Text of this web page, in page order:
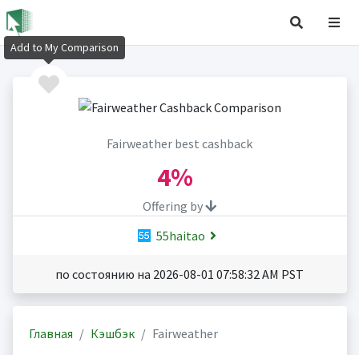
Fairweather best cashback
4%
Offering by
55haitao
по состоянию на 2026-08-01 07:58:32 AM PST
Главная Кэшбэк Fairweather
Add to My Comparison